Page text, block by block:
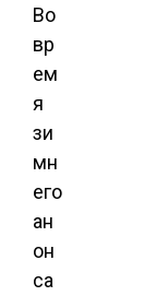
Во
вр
ем
я
зи
мн
его
ан
он
са